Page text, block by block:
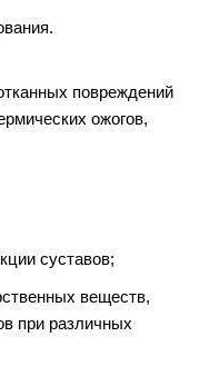
повреждений
ожогов,
суставов;
веществ,
при различных